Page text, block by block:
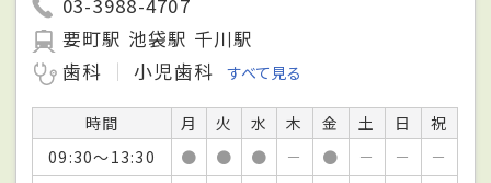
03-3988-4707
要町駅 池袋駅 千川駅
歯科
小児歯科 すべて見る
時間 月 火 水 木 金 土 日
祝
09:30～13:30
● ● ● － ● － －
－